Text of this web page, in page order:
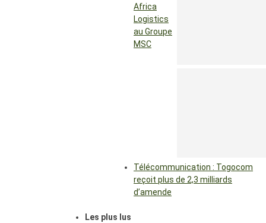
Africa
Logistics
au Groupe
MSC
Télécommunication : Togocom
reçoit plus de 2,3 milliards
d’amende
Les plus lus